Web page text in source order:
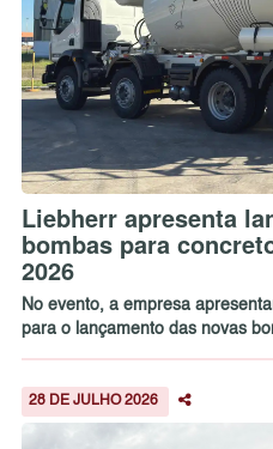
Liebherr apresenta
bombas para
2026
No evento, a empresa
para o lançamento das novas
28 DE JULHO 2026